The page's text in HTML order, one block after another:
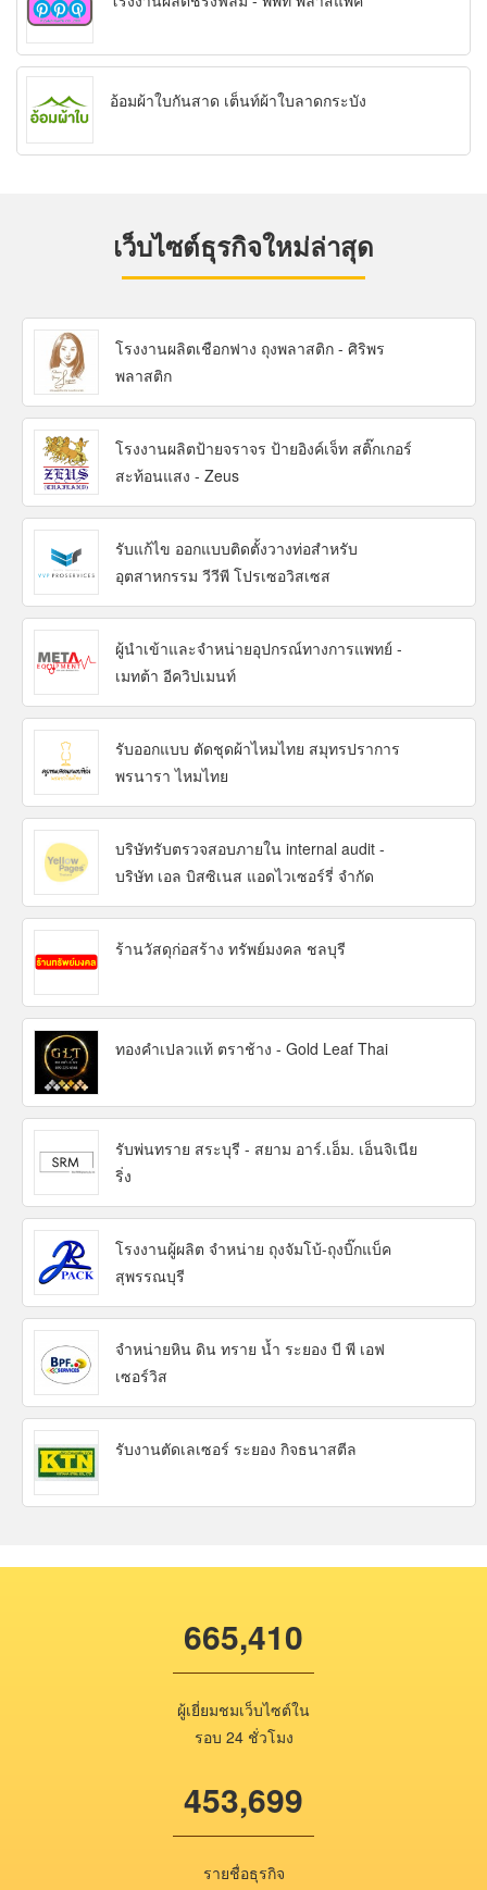
อ้อมผ้าใบกันสาด เต็นท์ผ้าใบลาดกระบัง
เว็บไซต์ธุรกิจใหม่ล่าสุด
โรงงานผลิตเชือกฟาง ถุงพลาสติก - ศิริพร
พลาสติก
โรงงานผลิตป้ายจราจร ป้ายอิงค์เจ็ท สติ๊กเกอร์
สะท้อนแสง - Zeus
รับแก้ไข ออกแบบติดตั้งวางท่อสำหรับ
อุตสาหกรรม วีวีพี โปรเซอวิสเซส
ผู้นำเข้าและจำหน่ายอุปกรณ์ทางการแพทย์ -
เมทต้า อีควิปเมนท์
รับออกแบบ ตัดชุดผ้าไหมไทย สมุทรปราการ
พรนารา ไหมไทย
บริษัทรับตรวจสอบภายใน internal audit -
บริษัท เอล บิสซิเนส แอดไวเซอร์รี่ จำกัด
ร้านวัสดุก่อสร้าง ทรัพย์มงคล ชลบุรี
ทองคำเปลวแท้ ตราช้าง - Gold Leaf Thai
รับพ่นทราย สระบุรี - สยาม อาร์.เอ็ม. เอ็นจิเนีย
ริ่ง
โรงงานผู้ผลิต จำหน่าย ถุงจัมโบ้-ถุงบิ๊กแบ็ค
สุพรรณบุรี
จำหน่ายหิน ดิน ทราย น้ำ ระยอง บี พี เอฟ
เซอร์วิส
รับงานตัดเลเซอร์ ระยอง กิจธนาสตีล
665,410
ผู้เยี่ยมชมเว็บไซต์ใน
รอบ 24 ชั่วโมง
453,699
รายชื่อธุรกิจ